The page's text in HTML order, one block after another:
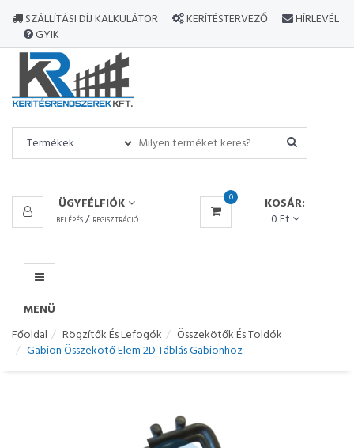
SZÁLLÍTÁSI DÍJ KALKULÁTOR KERÍTÉSTERVEZŐ
HÍRLEVÉL
GYIK
ÜGYFÉLFIÓK
BELÉPÉS/ REGISZTRÁCIÓ
0
KOSÁR:
0 Ft
MENÜ
MINDEN
TERMÉK
MENÜ
Főoldal Rögzítők És Lefogók
Összekötők És Toldók
Gabion Összekötő Elem 2D Táblás Gabionhoz